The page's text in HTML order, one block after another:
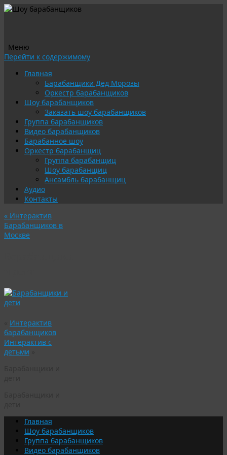
Меню
Перейти к содержимому
Главная
Барабанщики Дед Морозы
Оркестр барабанщиков
Шоу барабанщиков
Заказать шоу барабанщиков
Группа барабанщиков
Видео барабанщиков
Барабанное шоу
Оркестр барабанщиц
Группа барабанщиц
Шоу барабанщиц
Ансамбль барабанщиц
Аудио
Контакты
« Интерактив
Барабанщиков в
Москве
Интерактив
барабанщиков
Интерактив с
детьми
Главная
Шоу барабанщиков
Группа барабанщиков
Видео барабанщиков